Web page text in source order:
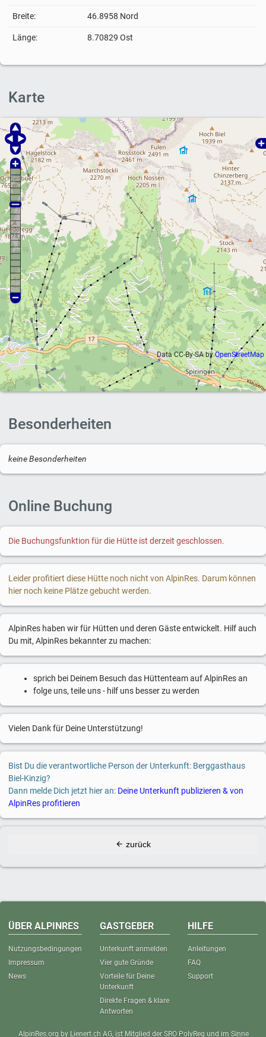
Breite: 46.8958 Nord
Länge: 8.70829 Ost
Karte
Data CC-By-SA byOpenStreetMap
Besonderheiten
keine Besonderheiten
Online Buchung
Die Buchungsfunktion für die Hütte ist derzeit geschlossen.
Leider profitiert diese Hütte noch nicht von AlpinRes. Darum können
hier noch keine Plätze gebucht werden.
AlpinRes haben wir für Hütten und deren Gäste entwickelt. Hilf auch
Du mit, AlpinRes bekannter zu machen:
sprich bei Deinem Besuch das Hüttenteam auf AlpinRes an
folge uns, teile uns - hilf uns besser zu werden
Vielen Dank für Deine Unterstützung!
Bist Du die verantwortliche Person der Unterkunft: Berggasthaus
Biel-Kinzig?
Dann melde Dich jetzt hier an: Deine Unterkunft publizieren & von
AlpinRes profitieren
zurück
ÜBER ALPINRES
Nutzungsbedingungen
Impressum
News
GASTGEBER
Unterkunft anmelden
Vier gute Gründe
Vorteile für Deine
Unterkunft
Direkte Fragen & klare
Antworten
HILFE
Anleitungen
FAQ
Support
AlpinRes.org by Lienert.ch AG, ist Mitglied der SRO PolyReg und im Sinne